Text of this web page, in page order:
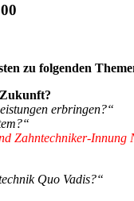
zu folgenden
erbringen?“
Zahntechniker-Innung
Quo Vadis?“